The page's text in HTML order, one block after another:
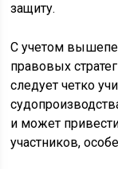
защиту.
С учетом
правовых
следует четко
и может
участников,